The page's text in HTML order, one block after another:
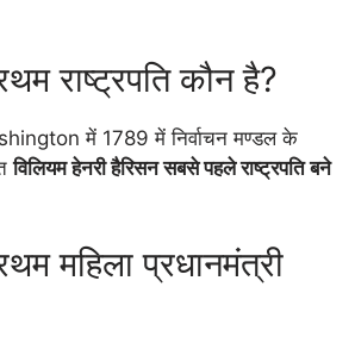
राष्ट्रपति कौन है?
में 1789 में निर्वाचन मण्डल के
विलियम हेनरी हैरिसन सबसे पहले राष्ट्रपति बने
महिला प्रधानमंत्री